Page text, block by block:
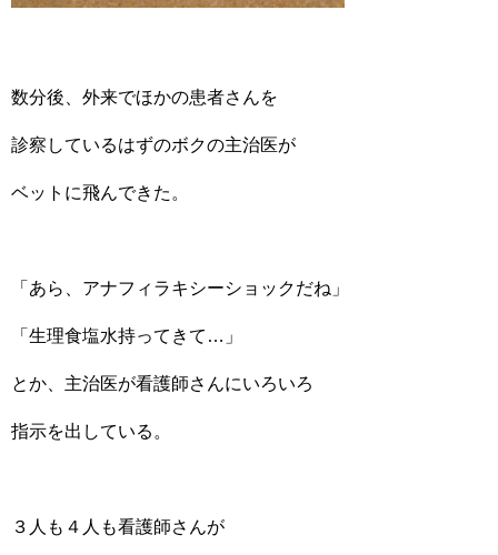
数分後、外来でほかの患者さんを
診察しているはずのボクの主治医が
ベットに飛んできた。
「あら、アナフィラキシーショックだね」
「生理食塩水持ってきて…」
とか、主治医が看護師さんにいろいろ
指示を出している。
３人も４人も看護師さんが